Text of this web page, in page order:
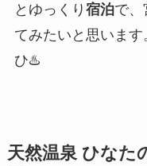
とゆっくり 宿泊で、
てみたいと思いま
ひ♨️
天然温泉 ひなた